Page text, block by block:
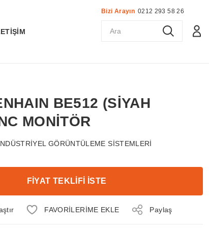
Bizi Arayın 0212 293 58 26
BE512 (SİYAH
MONİTÖR
GÖRÜNTÜLEME SİSTEMLERİ
FİYAT TEKLİFİ İSTE
Paylaş